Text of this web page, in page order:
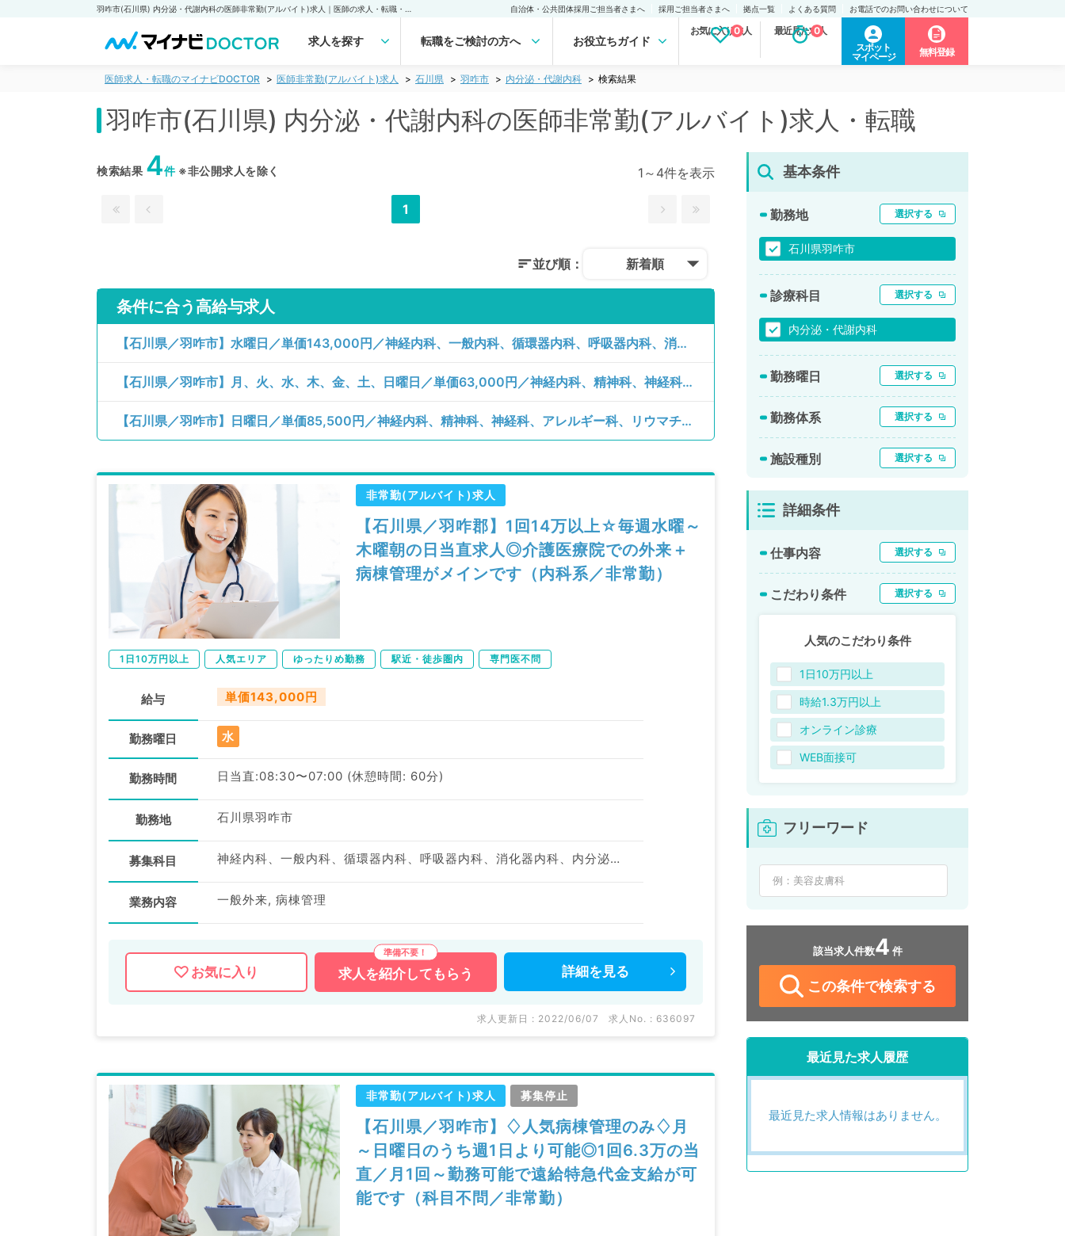
自治体・公共団体採用ご担当者さまへ 採用ご担当者さまへ 拠点一覧 よくある質問 お電話でのお問い合わせについて
求人を探す 転職をご検討の方へ お役立ちガイド
お気に入り求人
0 最近見た求人
0
スポット
マイページ
無料登録
医師求人・転職のマイナビDOCTOR 医師非常勤(アルバイト)求人 石川県 羽咋市 内分泌・代謝内科 検索結果
羽咋市(石川県) 内分泌・代謝内科の医師非常勤(アルバイト)求人・転職
検索結果 4件※非公開求人を除く 1～4件を表示
1
並び順： 新着順
条件に合う高給与求人
【石川県／羽咋市】水曜日／単価143,000円／神経内科、一般内科、循環器内科、呼吸器内科、消化器内科、内分泌・代謝内科、腎臓内科、老年内科、血液内科、膠原病科／一般外来、病棟管理
【石川県／羽咋市】月、火、水、木、金、土、日曜日／単価63,000円／神経内科、精神科、神経科、アレルギー科、リウマチ科、小児科、整形外科、形成外科、美容外科、脳神経外科、呼吸器外科、心臓血管外科、小児外科、皮膚科、泌尿器科、産婦人科、産科、婦人科、眼科、耳鼻咽喉科、気管食道科、放射線科、リハビリテーション科、麻酔科、ペインクリニック、人工透析科、緩和ケア科、一般内科、循環器内科、呼吸器内科、消化器内科、内分泌・代謝内科、腎臓内科、老年内科、血液内科、外科系全般、一般外科、消化器外科、乳腺外科、総合診療科、美容皮膚科、健診・人間ドック、救急科・ＩＣＵ、病理科、基礎医学系、膠原病科、スポーツ整形外科、大腸・肛門外科、その他、産業医／救急対応
【石川県／羽咋市】日曜日／単価85,500円／神経内科、精神科、神経科、アレルギー科、リウマチ科、小児科、整形外科、形成外科、美容外科、脳神経外科、呼吸器外科、心臓血管外科、小児外科、皮膚科、泌尿器科、産婦人科、産科、婦人科、眼科、耳鼻咽喉科、気管食道科、放射線科、リハビリテーション科、麻酔科、ペインクリニック、人工透析科、緩和ケア科、一般内科、循環器内科、呼吸器内科、消化器内科、内分泌・代謝内科、腎臓内科、老年内科、血液内科、外科系全般、一般外科、消化器外科、乳腺外科、総合診療科、美容皮膚科、健診・人間ドック、救急科・ＩＣＵ、病理科、基礎医学系、膠原病科、スポーツ整形外科、大腸・肛門外科、その他、産業医／病棟管理
非常勤(アルバイト)求人
【石川県／羽咋郡】1回14万以上☆毎週水曜～
木曜朝の日当直求人◎介護医療院での外来＋
病棟管理がメインです（内科系／非常勤）
1日10万円以上 人気エリア ゆったりめ勤務 駅近・徒歩圏内 専門医不問
給与 単価143,000円
勤務曜日 水
勤務時間 日当直:08:30〜07:00 (休憩時間: 60分)
勤務地 石川県羽咋市
募集科目 神経内科、一般内科、循環器内科、呼吸器内科、消化器内科、内分泌・代謝内科、腎臓内科、老年内科、血液内科、膠原病科
業務内容 一般外来, 病棟管理
お気に入り 求人を紹介してもらう 詳細を 見る
求人更新日 : 2022/06/07 求人No. : 636097
非常勤(アルバイト)求人 募集停止
【石川県／羽咋市】♢人気病棟管理のみ♢月
～日曜日のうち週1日より可能◎1回6.3万の当
直／月1回～勤務可能で遠給特急代金支給が可
能です（科目不問／非常勤）
基本条件
勤務地 選択する
石川県羽咋市
診療科目 選択する
内分泌・代謝内科
勤務曜日 選択する
勤務体系 選択する
施設種別 選択する
詳細条件
仕事内容 選択する
こだわり条件 選択する
人気のこだわり条件
1日10万円以上
時給1.3万円以上
オンライン診療
WEB面接可
フリーワード
該当求人件数4 件
この条件で検索する
最近見た求人履歴
最近見た求人情報はありません。